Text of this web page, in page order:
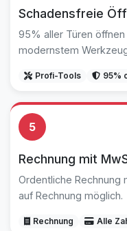
Schadensfreie
95% aller Türen
modernstem
Profi-Tools 95%
5
Rechnung mit
Ordentliche Rechnung
auf Rechnung möglich.
Rechnung Alle